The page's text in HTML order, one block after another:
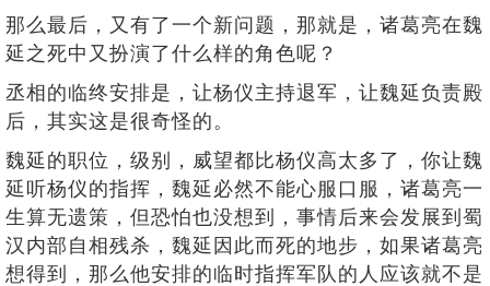
那么最后，又有了一个新问题，那就是，诸葛亮在魏
延之死中又扮演了什么样的角色呢？
丞相的临终安排是，让杨仪主持退军，让魏延负责殿
后，其实这是很奇怪的。
魏延的职位，级别，威望都比杨仪高太多了，你让魏
延听杨仪的指挥，魏延必然不能心服口服，诸葛亮一
生算无遗策，但恐怕也没想到，事情后来会发展到蜀
汉内部自相残杀，魏延因此而死的地步，如果诸葛亮
想得到，那么他安排的临时指挥军队的人应该就不是